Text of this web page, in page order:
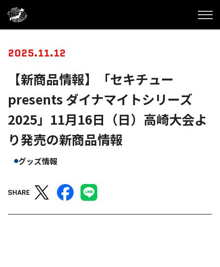
2025.11.12
【新商品情報】「セキチュー
presents ダイナマイトシリーズ
2025」11月16日（日）高崎大会よ
り発売の新商品情報
グッズ情報
SHARE